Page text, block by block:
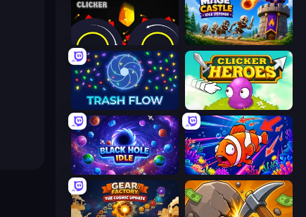
Crusher Clicker Mage Castle Idle Defense
Trash Flow Clicker Heroes
Black Hole Idle Fish Catch Idle